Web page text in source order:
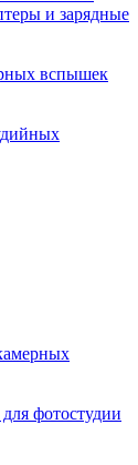
и зарядные
вспышек
фотостудии